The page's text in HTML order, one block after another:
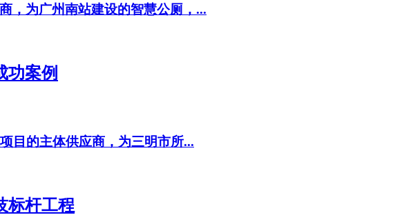
，为广州南站建设的智慧公厕，...
功案例
目的主体供应商，为三明市所...
标杆工程